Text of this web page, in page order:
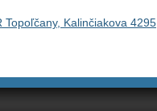
Topoľčany, Kalinčiakova 4295